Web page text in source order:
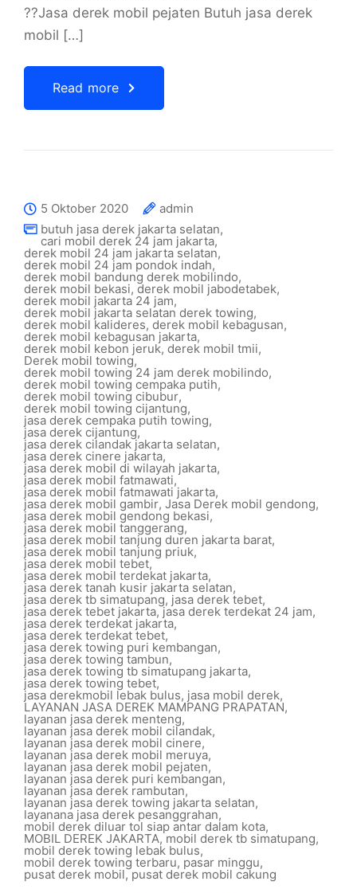
??Jasa derek mobil pejaten Butuh jasa derek
mobil […]
Read more
5 Oktober 2020
admin
butuh jasa derek jakarta selatan,
cari mobil derek 24 jam jakarta,
derek mobil 24 jam jakarta selatan,
derek mobil 24 jam pondok indah,
derek mobil bandung derek mobilindo,
derek mobil bekasi, derek mobil jabodetabek,
derek mobil jakarta 24 jam,
derek mobil jakarta selatan derek towing,
derek mobil kalideres, derek mobil kebagusan,
derek mobil kebagusan jakarta,
derek mobil kebon jeruk, derek mobil tmii,
Derek mobil towing,
derek mobil towing 24 jam derek mobilindo,
derek mobil towing cempaka putih,
derek mobil towing cibubur,
derek mobil towing cijantung,
jasa derek cempaka putih towing,
jasa derek cijantung,
jasa derek cilandak jakarta selatan,
jasa derek cinere jakarta,
jasa derek mobil di wilayah jakarta,
jasa derek mobil fatmawati,
jasa derek mobil fatmawati jakarta,
jasa derek mobil gambir, Jasa Derek mobil gendong,
jasa derek mobil gendong bekasi,
jasa derek mobil tanggerang,
jasa derek mobil tanjung duren jakarta barat,
jasa derek mobil tanjung priuk,
jasa derek mobil tebet,
jasa derek mobil terdekat jakarta,
jasa derek tanah kusir jakarta selatan,
jasa derek tb simatupang, jasa derek tebet,
jasa derek tebet jakarta,jasa derek terdekat 24 jam,
jasa derek terdekat jakarta,
jasa derek terdekat tebet,
jasa derek towing puri kembangan,
jasa derek towing tambun,
jasa derek towing tb simatupang jakarta,
jasa derek towing tebet,
jasa derekmobil lebak bulus, jasa mobil derek,
LAYANAN JASA DEREK MAMPANG PRAPATAN,
layanan jasa derek menteng,
layanan jasa derek mobil cilandak,
layanan jasa derek mobil cinere,
layanan jasa derek mobil meruya,
layanan jasa derek mobil pejaten,
layanan jasa derek puri kembangan,
layanan jasa derek rambutan,
layanan jasa derek towing jakarta selatan,
layanana jasa derek pesanggrahan,
mobil derek diluar tol siap antar dalam kota,
MOBIL DEREK JAKARTA,mobil derek tb simatupang,
mobil derek towing lebak bulus,
mobil derek towing terbaru, pasar minggu,
pusat derek mobil,pusat derek mobil cakung